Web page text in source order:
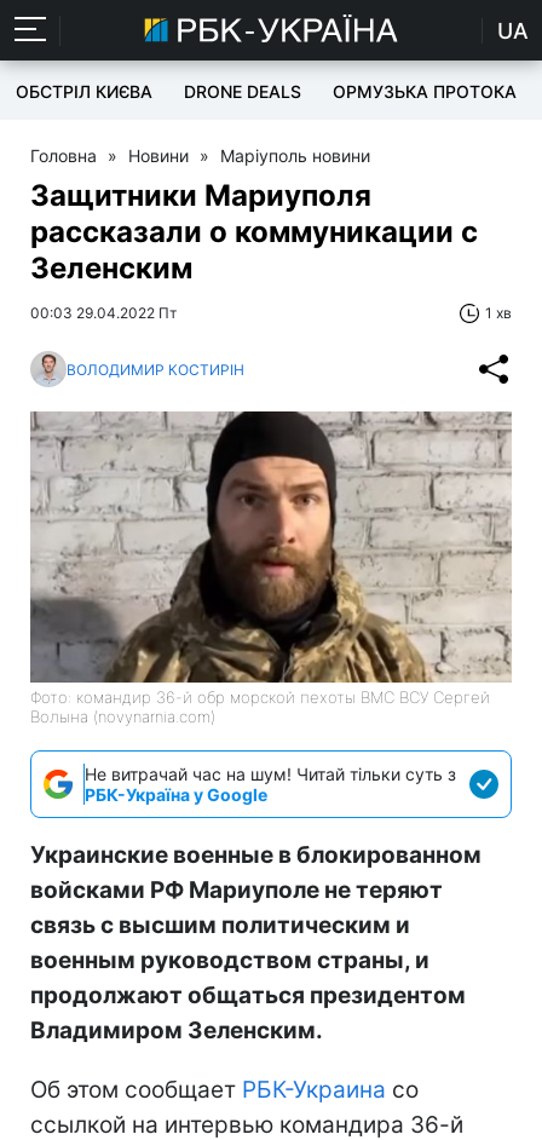
UA
ОБСТРІЛ КИЄВА DRONE DEALS ОРМУЗЬКА ПРОТОКА
Головна » Новини » Маріуполь новини
Защитники Мариуполя
рассказали о коммуникации с
Зеленским
00:03 29.04.2022 Пт 1 хв
ВОЛОДИМИР КОСТИРІН
Фото: командир 36-й обр морской пехоты ВМС ВСУ Сергей
Волына (novynarnia.com)
Не витрачай час на шум! Читай тільки суть з
РБК-Україна у Google
Украинские военные в блокированном
войсками РФ Мариуполе не теряют
связь с высшим политическим и
военным руководством страны, и
продолжают общаться президентом
Владимиром Зеленским.
Об этом сообщает РБК-Украина со
ссылкой на интервью командира 36-й